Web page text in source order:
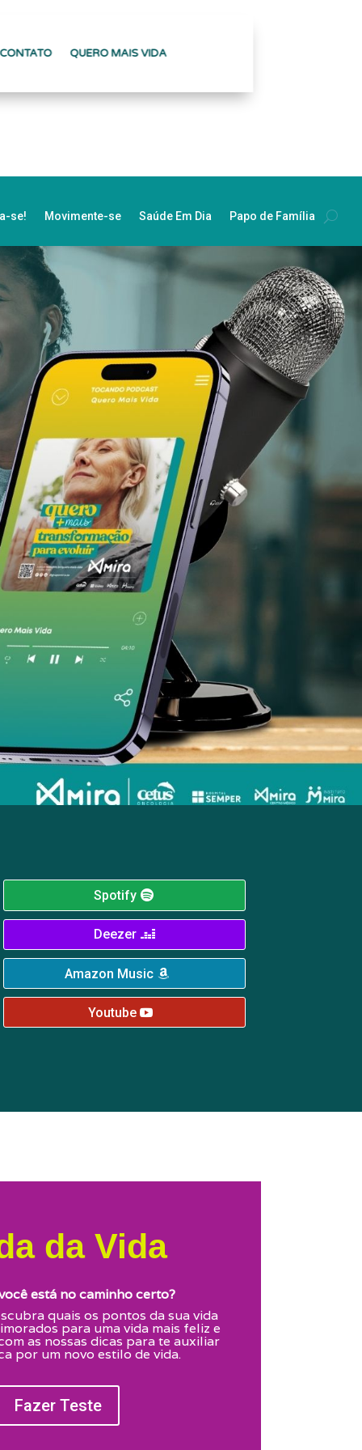
CONTATO QUERO MAIS VIDA
se! Movimente-se Saúde Em Dia Papo de Família
‎ ‎ ‎ ‎ ‎ ‎ ‎ ‎ ‎ ‎ ‎ ‎ ‎ ‎ ‎ ‎ ‎ ‎ ‎ ‎ ‎ ‎ ‎ ‎ ‎ Spotify
‎ ‎ ‎ ‎ ‎ ‎ ‎ ‎ ‎ ‎ ‎ ‎ ‎ ‎ ‎ ‎ ‎ ‎ ‎ ‎ ‎ ‎ ‎ ‎ ‎ Deezer
‎ ‎ ‎ ‎ ‎ ‎ ‎ ‎ ‎ ‎ ‎ ‎ ‎ ‎ ‎ ‎‎ ‎Amazon Music
‎ ‎ ‎ ‎ ‎ ‎ ‎ ‎ ‎ ‎ ‎ ‎ ‎ ‎ ‎ ‎ ‎ ‎ ‎ ‎ ‎ ‎ ‎ ‎Youtube
da Vida
está no caminho certo?
quais os pontos da sua vida
para uma vida mais feliz e
as nossas dicas para te auxiliar
por um novo estilo de vida.
Fazer Teste